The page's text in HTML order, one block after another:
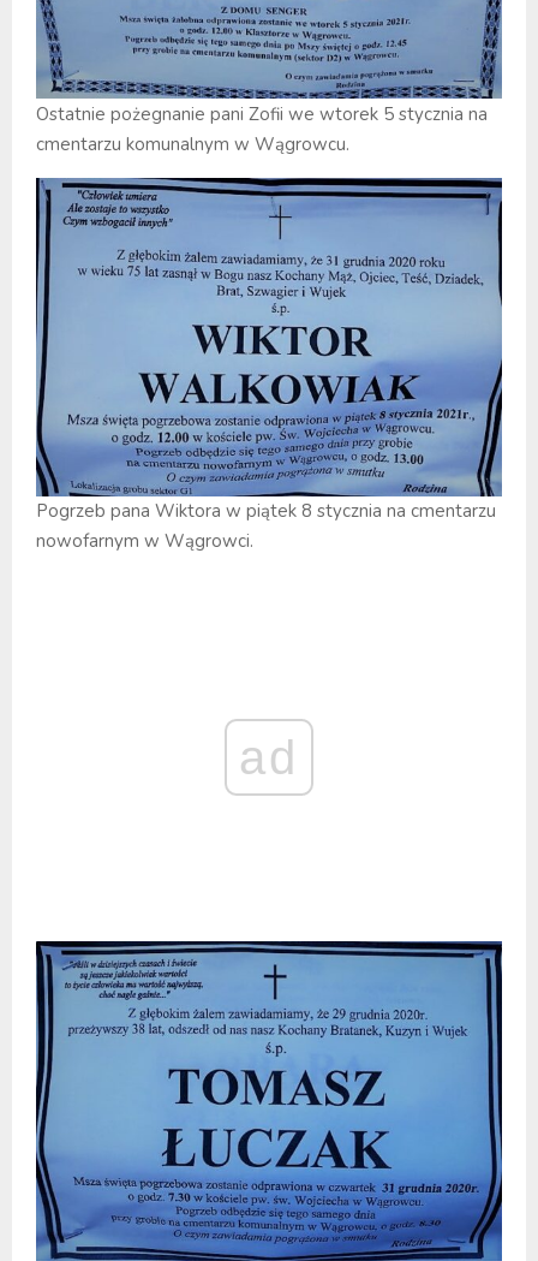
Ostatnie pożegnanie pani Zofii we wtorek 5 stycznia na
cmentarzu komunalnym w Wągrowcu.
Pogrzeb pana Wiktora w piątek 8 stycznia na cmentarzu
nowofarnym w Wągrowci.
ad